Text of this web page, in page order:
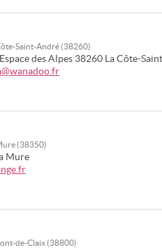
Saint-André (38260)
des Alpes 38260 La Côte-
(38350)
Mure
de-Claix (38800)